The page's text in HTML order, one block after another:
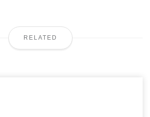
RELATED